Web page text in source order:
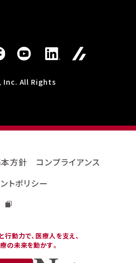
All Rights
行動力で、医療人を支え、
の未来を動かす。
本方針
コンプライアンス
トポリシー